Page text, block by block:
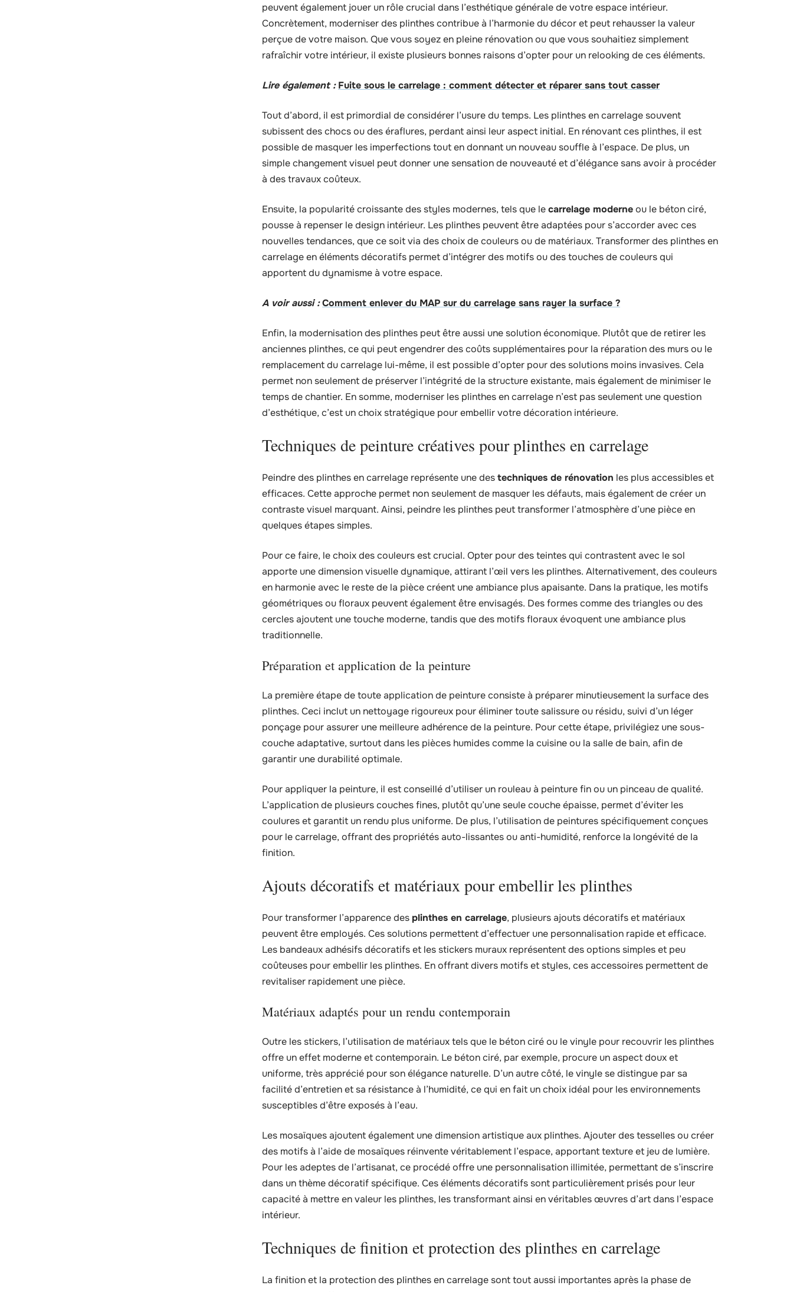
peuvent également jouer un rôle crucial dans l’esthétique générale de votre espace intérieur.
Concrètement, moderniser des plinthes contribue à l’harmonie du décor et peut rehausser la valeur
perçue de votre maison. Que vous soyez en pleine rénovation ou que vous souhaitiez simplement
rafraîchir votre intérieur, il existe plusieurs bonnes raisons d’opter pour un relooking de ces éléments.
Lire également : Fuite sous le carrelage : comment détecter et réparer sans tout casser
Tout d’abord, il est primordial de considérer l’usure du temps. Les plinthes en carrelage souvent
subissent des chocs ou des éraflures, perdant ainsi leur aspect initial. En rénovant ces plinthes, il est
possible de masquer les imperfections tout en donnant un nouveau souffle à l’espace. De plus, un
simple changement visuel peut donner une sensation de nouveauté et d’élégance sans avoir à procéder
à des travaux coûteux.
Ensuite, la popularité croissante des styles modernes, tels que lecarrelage moderneou le béton ciré,
pousse à repenser le design intérieur. Les plinthes peuvent être adaptées pour s’accorder avec ces
nouvelles tendances, que ce soit via des choix de couleurs ou de matériaux. Transformer des plinthes en
carrelage en éléments décoratifs permet d’intégrer des motifs ou des touches de couleurs qui
apportent du dynamisme à votre espace.
A voir aussi :Comment enlever du MAP sur du carrelage sans rayer la surface ?
Enfin, la modernisation des plinthes peut être aussi une solution économique. Plutôt que de retirer les
anciennes plinthes, ce qui peut engendrer des coûts supplémentaires pour la réparation des murs ou le
remplacement du carrelage lui-même, il est possible d’opter pour des solutions moins invasives. Cela
permet non seulement de préserver l’intégrité de la structure existante, mais également de minimiser le
temps de chantier. En somme, moderniser les plinthes en carrelage n’est pas seulement une question
d’esthétique, c’est un choix stratégique pour embellir votre décoration intérieure.
Techniques de peinture créatives pour plinthes en carrelage
Peindre des plinthes en carrelage représente une destechniques de rénovation les plus accessibles et
efficaces. Cette approche permet non seulement de masquer les défauts, mais également de créer un
contraste visuel marquant. Ainsi, peindre les plinthes peut transformer l’atmosphère d’une pièce en
quelques étapes simples.
Pour ce faire, le choix des couleurs est crucial. Opter pour des teintes qui contrastent avec le sol
apporte une dimension visuelle dynamique, attirant l’œil vers les plinthes. Alternativement, des couleurs
en harmonie avec le reste de la pièce créent une ambiance plus apaisante. Dans la pratique, les motifs
géométriques ou floraux peuvent également être envisagés. Des formes comme des triangles ou des
cercles ajoutent une touche moderne, tandis que des motifs floraux évoquent une ambiance plus
traditionnelle.
Préparation et application de la peinture
La première étape de toute application de peinture consiste à préparer minutieusement la surface des
plinthes. Ceci inclut un nettoyage rigoureux pour éliminer toute salissure ou résidu, suivi d’un léger
ponçage pour assurer une meilleure adhérence de la peinture. Pour cette étape, privilégiez une sous-
couche adaptative, surtout dans les pièces humides comme la cuisine ou la salle de bain, afin de
garantir une durabilité optimale.
Pour appliquer la peinture, il est conseillé d’utiliser un rouleau à peinture fin ou un pinceau de qualité.
L’application de plusieurs couches fines, plutôt qu’une seule couche épaisse, permet d’éviter les
coulures et garantit un rendu plus uniforme. De plus, l’utilisation de peintures spécifiquement conçues
pour le carrelage, offrant des propriétés auto-lissantes ou anti-humidité, renforce la longévité de la
finition.
Ajouts décoratifs et matériaux pour embellir les plinthes
Pour transformer l’apparence desplinthes en carrelage, plusieurs ajouts décoratifs et matériaux
peuvent être employés. Ces solutions permettent d’effectuer une personnalisation rapide et efficace.
Les bandeaux adhésifs décoratifs et les stickers muraux représentent des options simples et peu
coûteuses pour embellir les plinthes. En offrant divers motifs et styles, ces accessoires permettent de
revitaliser rapidement une pièce.
Matériaux adaptés pour un rendu contemporain
Outre les stickers, l’utilisation de matériaux tels que le béton ciré ou le vinyle pour recouvrir les plinthes
offre un effet moderne et contemporain. Le béton ciré, par exemple, procure un aspect doux et
uniforme, très apprécié pour son élégance naturelle. D’un autre côté, le vinyle se distingue par sa
facilité d’entretien et sa résistance à l’humidité, ce qui en fait un choix idéal pour les environnements
susceptibles d’être exposés à l’eau.
Les mosaïques ajoutent également une dimension artistique aux plinthes. Ajouter des tesselles ou créer
des motifs à l’aide de mosaïques réinvente véritablement l’espace, apportant texture et jeu de lumière.
Pour les adeptes de l’artisanat, ce procédé offre une personnalisation illimitée, permettant de s’inscrire
dans un thème décoratif spécifique. Ces éléments décoratifs sont particulièrement prisés pour leur
capacité à mettre en valeur les plinthes, les transformant ainsi en véritables œuvres d’art dans l’espace
intérieur.
Techniques de finition et protection des plinthes en carrelage
La finition et la protection des plinthes en carrelage sont tout aussi importantes après la phase de